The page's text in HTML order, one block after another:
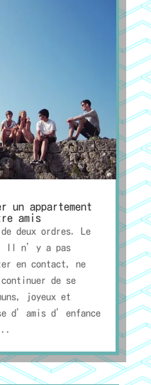
un appartement
amis
deux ordres. Le
Il n’y a pas
en contact, ne
de se
joyeux et
d’enfance